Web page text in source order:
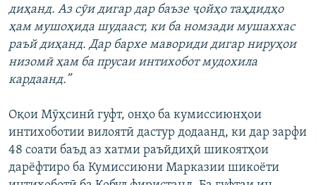
диҳанд. Аз сӯи дигар дар баъзе ҷойҳо таҳдидҳо
ҳам мушоҳида шудааст, ки ба номзади мушаххас
раъй диҳанд. Дар бархе мавориди дигар нируҳои
низомӣ ҳам ба прусаи интихобот мудохила
кардаанд.”
Оқои Мӯҳсинӣ гуфт, онҳо ба кумиссиюнҳои
интихоботии вилоятӣ дастур додаанд, ки дар зарфи
48 соати баъд аз хатми раъйдиҳӣ шикоятҳои
дарёфтиро ба Кумиссиюни Марказии шикоёти